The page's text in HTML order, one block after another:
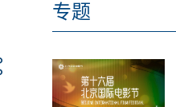
专题